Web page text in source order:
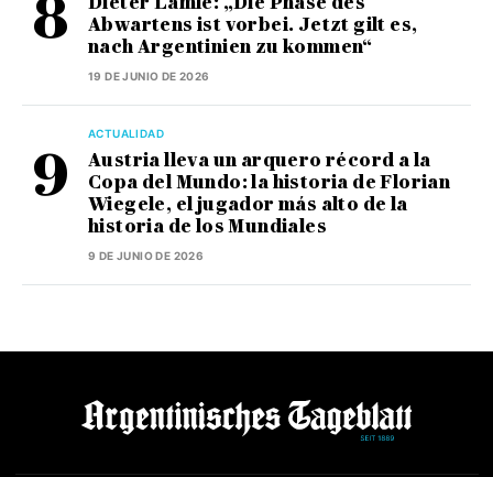
Abwartens ist vorbei. Jetzt gilt es,
nach Argentinien zu kommen“
19 DE JUNIO DE 2026
ACTUALIDAD
Austria lleva un arquero récord a la
Copa del Mundo: la historia de Florian
Wiegele, el jugador más alto de la
historia de los Mundiales
9 DE JUNIO DE 2026